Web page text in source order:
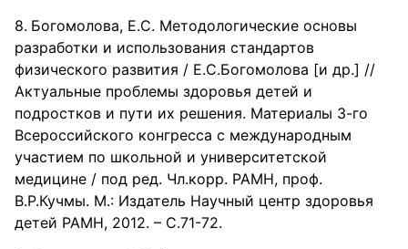
Богомолова, Е.С. Методологические основы
разработки и использования стандартов
физического развития / Е.С.Богомолова [и др.] //
Актуальные проблемы здоровья детей и
подростков и пути их решения. Материалы 3-го
Всероссийского конгресса с международным
участием по школьной и университетской
медицине / под ред. Чл.корр. РАМН, проф.
В.Р.Кучмы. М.: Издатель Научный центр здоровья
детей РАМН, 2012. – С.71-72.